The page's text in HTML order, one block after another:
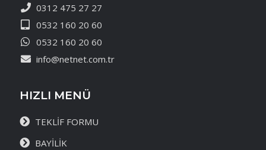
0312 475 27 27
0532 160 20 60
0532 160 20 60
info@netnet.com.tr
HIZLI MENÜ
TEKLİF FORMU
BAYİLİK